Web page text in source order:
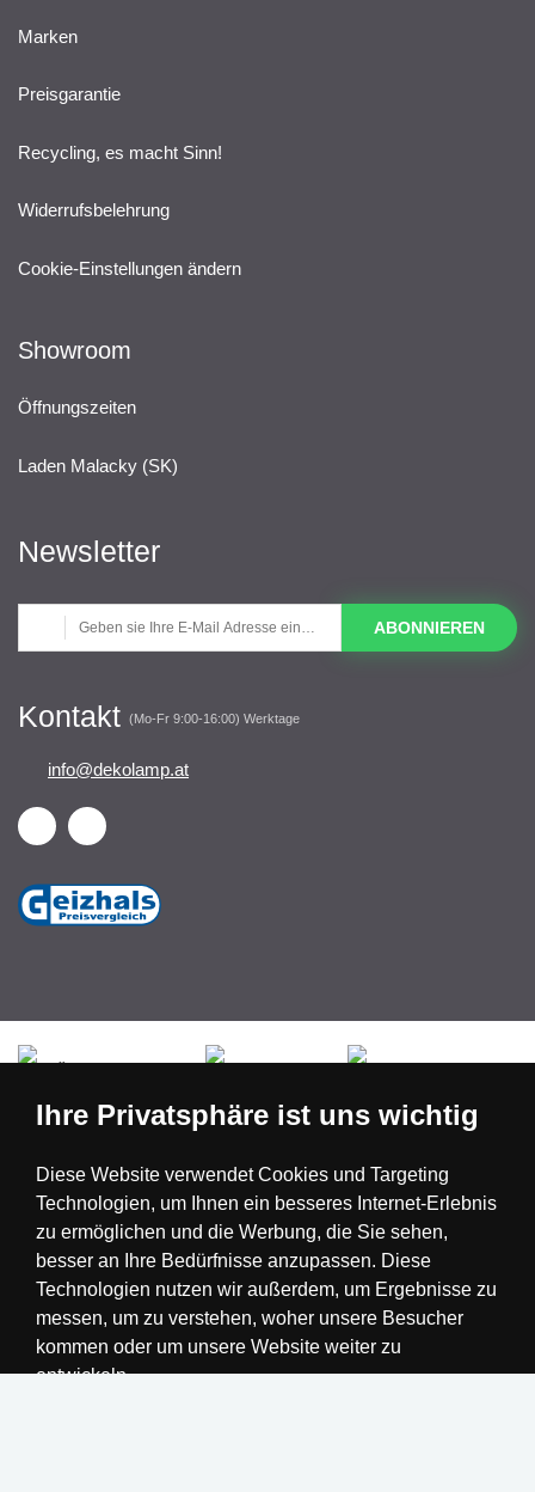
Marken
Preisgarantie
Recycling, es macht Sinn!
Widerrufsbelehrung
Cookie-Einstellungen ändern
Showroom
Öffnungszeiten
Laden Malacky (SK)
Newsletter
ABONNIEREN
Kontakt (Mo-Fr 9:00-16:00) Werktage
info@dekolamp.at
Nederland
Ihre Privatsphäre ist uns wichtig
Diese Website verwendet Cookies und Targeting
Technologien, um Ihnen ein besseres Internet-Erlebnis
zu ermöglichen und die Werbung, die Sie sehen,
besser an Ihre Bedürfnisse anzupassen. Diese
Technologien nutzen wir außerdem, um Ergebnisse zu
messen, um zu verstehen, woher unsere Besucher
kommen oder um unsere Website weiter zu
entwickeln.